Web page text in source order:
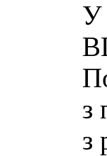
У
з
з